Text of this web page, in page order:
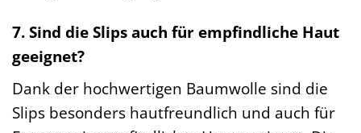
7. Sind die Slips auch für empfindliche Haut
geeignet?
Dank der hochwertigen Baumwolle sind die
Slips besonders hautfreundlich und auch für